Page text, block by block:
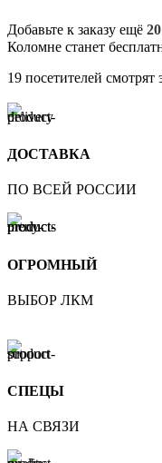
Добавьте к заказу ещё
Коломне станет
19 посетителей смотрят
ДОСТАВКА
ПО ВСЕЙ РОССИИ
ОГРОМНЫЙ
ВЫБОР ЛКМ
СПЕЦЫ
НА СВЯЗИ